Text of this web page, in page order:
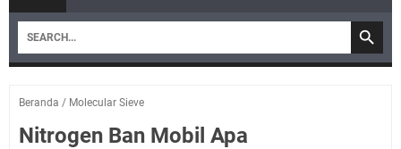
Beranda / Molecular Sieve
Nitrogen Ban Mobil Apa